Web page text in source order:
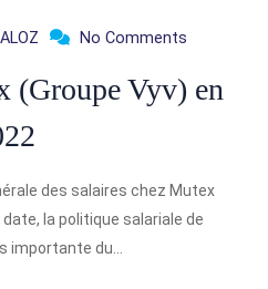
No Comments
(Groupe Vyv) en
des salaires chez Mutex
la politique salariale de
importante du…